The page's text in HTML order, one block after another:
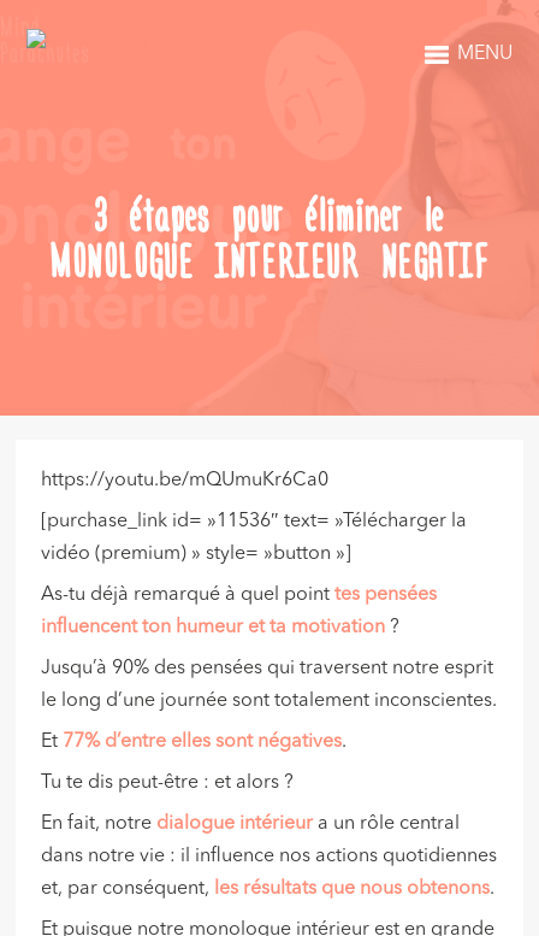
MENU
3 étapes pour éliminer le
MONOLOGUE INTERIEUR NEGATIF
https://youtu.be/mQUmuKr6Ca0
[purchase_link id= »11536″ text= »Télécharger la
vidéo (premium) » style= »button »]
As-tu déjà remarqué à quel pointtes pensées
influencent ton humeur et ta motivation ?
Jusqu’à 90% des pensées qui traversent notre esprit
le long d’une journée sont totalement inconscientes.
Et 77% d’entre elles sont négatives.
Tu te dis peut-être : et alors ?
En fait, notre dialogue intérieura un rôle central
dans notre vie : il influence nos actions quotidiennes
et, par conséquent,
les résultats que nous obtenons.
Et puisque notre monologue intérieur est en grande